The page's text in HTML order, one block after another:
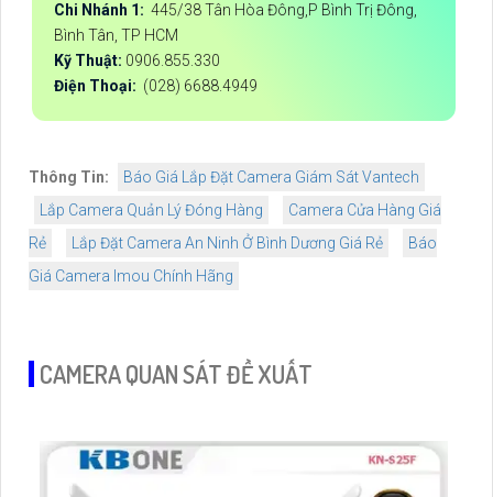
Chi Nhánh 1: 445/38 Tân Hòa Đông,P Bình Trị Đông,
Bình Tân, TP HCM
Kỹ Thuật: 0906.855.330
Điện Thoại: (028) 6688.4949
Thông Tin:
Báo Giá Lắp Đặt Camera Giám Sát Vantech
Lắp Camera Quản Lý Đóng Hàng
Camera Cửa Hàng Giá
Rẻ
Lắp Đặt Camera An Ninh Ở Bình Dương Giá Rẻ
Báo
Giá Camera Imou Chính Hãng
CAMERA QUAN SÁT ĐỀ XUẤT